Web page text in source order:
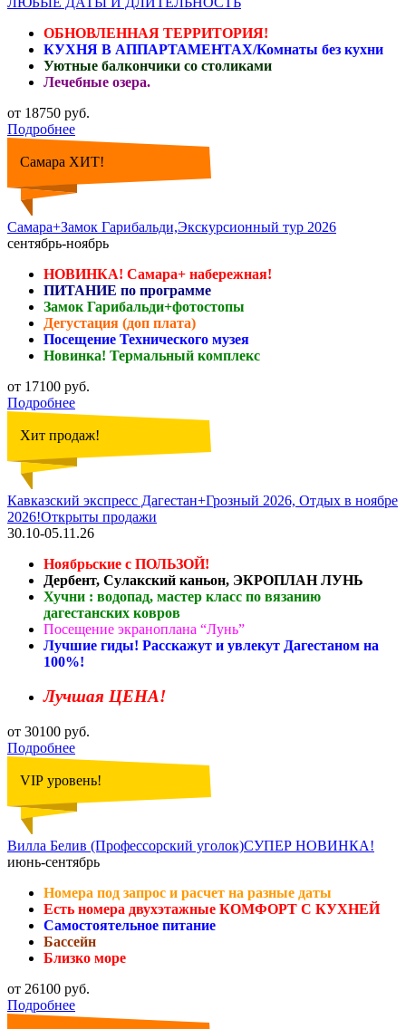
ОБНОВЛЕННАЯ ТЕРРИТОРИЯ!
КУХНЯ В АППАРТАМЕНТАХ/Комнаты без кухни
Уютные балкончики со столиками
Лечебные озера.
от 18750 руб.
Подробнее
Самара ХИТ!
Самара+Замок Гарибальди,Экскурсионный тур 2026
сентябрь-ноябрь
НОВИНКА! Самара+ набережная!
ПИТАНИЕ по программе
Замок Гарибальди+фотостопы
Дегустация (доп плата)
Посещение Технического музея
Новинка! Термальный комплекс
от 17100 руб.
Подробнее
Хит продаж!
Кавказский экспресс Дагестан+Грозный 2026, Отдых в ноябре
2026!Открыты продажи
30.10-05.11.26
Ноябрьские с ПОЛЬЗОЙ!
Дербент, Сулакский каньон, ЭКРОПЛАН ЛУНЬ
Хучни : водопад, мастер класс по вязанию
дагестанских ковров
Посещение экраноплана “Лунь”
Лучшие гиды! Расскажут и увлекут Дагестаном на
100%!
Лучшая ЦЕНА!
от 30100 руб.
Подробнее
VIP уровень!
Вилла Белив (Профессорский уголок)СУПЕР НОВИНКА!
июнь-сентябрь
Номера под запрос и расчет на разные даты
Есть номера двухэтажные КОМФОРТ С КУХНЕЙ
Самостоятельное питание
Бассейн
Близко море
от 26100 руб.
Подробнее